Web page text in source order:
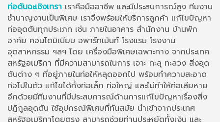
ท่อตันฉะเชิงเทรา เราคือมืออาชีพ และมีประสบการณ์สูง ทีมงาน
ชำนาญงานเป็นพิเศษ เราจึงพร้อมให้บริการลูกค้า แก้ไขปัญหา
ท่ออุดตันทุกประเภท เช่น ภายในอาคาร สำนักงาน บ้านพัก
อาศัย คอนโดมิเนียม อพาร์ทเม้นท์ โรงแรม โรงงาน
อุตสาหกรรม ฯลฯ โดย เครื่องมือพิเศษเฉพาะทาง จากประเทศ
สหรัฐอเมริกา ที่มีความสามารถในการ เจาะ ทะลุ ทะลวง สิ่งอุด
ตันต่าง ๆ ที่อยู่ภายในท่อให้หลุดออกไป พร้อมทำความสะอาด
ท่อไปในตัว แก้ไขได้ทั้งท่อเล็ก ท่อใหญ่ และไม่ทำให้ท่อเสียหาย
อีกด้วยมีทีมงานที่มีประสบการณ์ด้านการแก้ไขปัญหาเรื่องสิ่ง
ปฏิกูลอุดตัน ใช้อุปกรณ์พิเศษที่ทันสมัย นำเข้าจากประเทศ
สหรัฐอเมริกาโดยตรง สามารถช่วยท่านประหยัดทั้งเงิน และ